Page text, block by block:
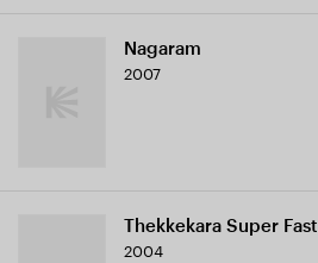
Nagaram
2007
Thekkekara Super Fast
2004